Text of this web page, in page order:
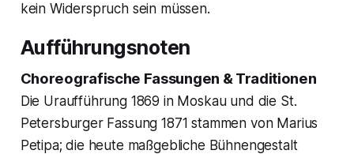
kein Widerspruch sein müssen.
Aufführungsnoten
Choreografische Fassungen & Traditionen
Die Uraufführung 1869 in Moskau und die St.
Petersburger Fassung 1871 stammen von Marius
Petipa; die heute maßgebliche Bühnengestalt